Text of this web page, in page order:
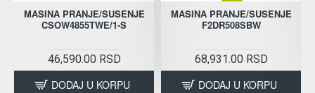
MASINA PRANJE/SUSENJE
CSOW4855TWE/1-S
46,590.00 RSD
DODAJ U KORPU
MASINA PRANJE/SUSENJE
F2DR508SBW
68,931.00 RSD
DODAJ U KORPU